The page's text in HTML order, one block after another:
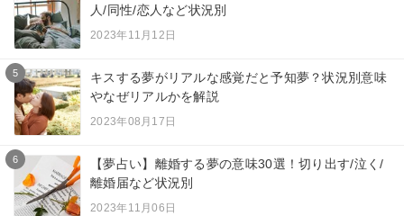
人/同性/恋人など状況別
2023年11月12日
5
キスする夢がリアルな感覚だと予知夢？状況別意味
やなぜリアルかを解説
2023年08月17日
6
【夢占い】離婚する夢の意味30選！切り出す/泣く/
離婚届など状況別
2023年11月06日